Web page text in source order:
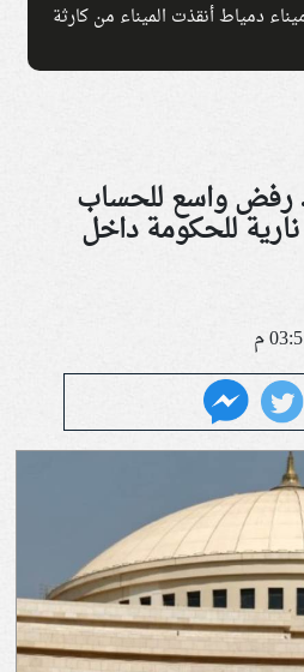
دمياط أنقذت الميناء من كارثة
رفض واسع للحساب
للحكومة داخل